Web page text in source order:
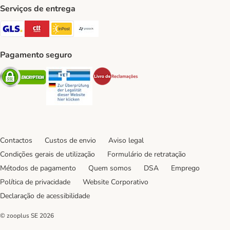
Serviços de entrega
GLS Shipping Method
CTTExpress Shipping Method
InPost Shipping Method
Pagamento seguro
Security Security
Contactos Custos de envio
Aviso legal
Condições gerais de utilização
Formulário de retratação
Métodos de pagamento
Quem somos DSA
Emprego
Política de privacidade
Website Corporativo
Declaração de acessibilidade
© zooplus SE 2026